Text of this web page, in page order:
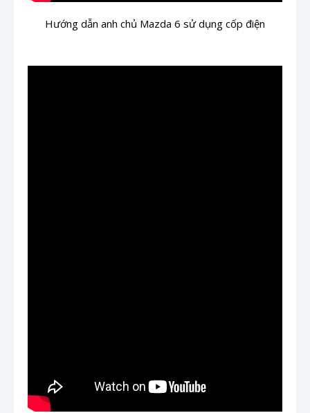
Hướng dẫn anh chủ Mazda 6 sử dụng cốp điện